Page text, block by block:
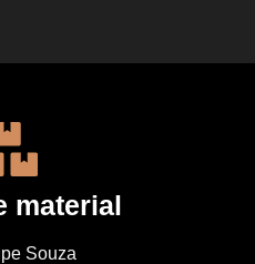
material
Souza